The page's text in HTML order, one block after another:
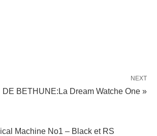
NEXT
DE BETHUNE:La Dream Watche One »
Machine No1 – Black et RS